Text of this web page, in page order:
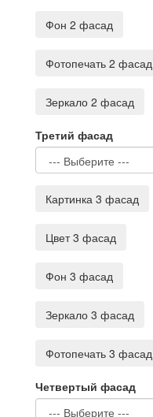
Фон 2 фасад
Фотопечать 2 фасад
Зеркало 2 фасад
Третий фасад
Картинка 3 фасад
Цвет 3 фасад
Фон 3 фасад
Зеркало 3 фасад
Фотопечать 3 фасад
Четвертый фасад